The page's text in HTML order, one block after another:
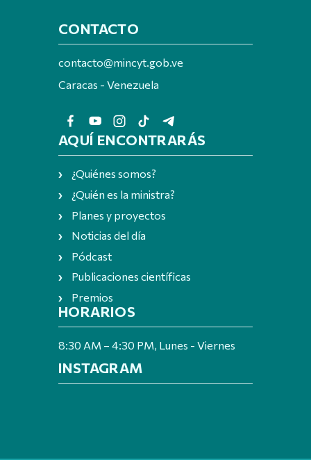
CONTACTO
contacto@mincyt.gob.ve
Caracas - Venezuela
AQUÍ ENCONTRARÁS
¿Quiénes somos?
¿Quién es la ministra?
Planes y proyectos
Noticias del día
Pódcast
Publicaciones científicas
Premios
HORARIOS
8:30 AM – 4:30 PM, Lunes - Viernes
INSTAGRAM